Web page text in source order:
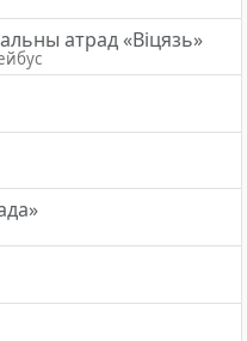
атрад «Вiцязь»